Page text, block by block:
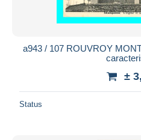
a943 / 107 ROUVROY
±
Status